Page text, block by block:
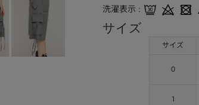
洗濯表示
サイズ
サイズ
0
1